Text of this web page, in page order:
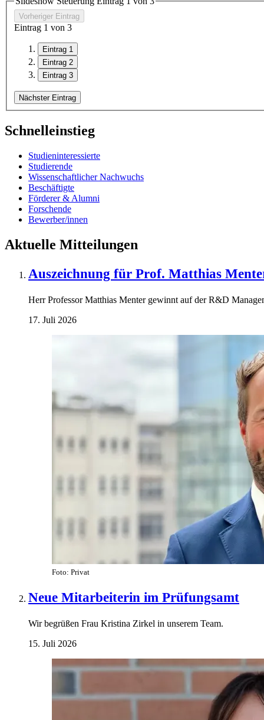
Vorheriger Eintrag
Eintrag 1 von 3
Eintrag 1
Eintrag 2
Eintrag 3
Nächster Eintrag
Schnelleinstieg
Studien­interessierte
Studierende
Wissenschaft­licher Nachwuchs
Beschäftigte
Förderer & Alumni
Forschende
Bewerber/innen
Aktuelle Mitteilungen
Auszeichnung für Prof. Matthias
Herr Professor Matthias Menter gewinnt auf der R&D
17. Juli 2026
Foto: Privat
Neue Mitarbeiterin im Prüfungsamt
Wir begrüßen Frau Kristina Zirkel in unserem Team.
15. Juli 2026